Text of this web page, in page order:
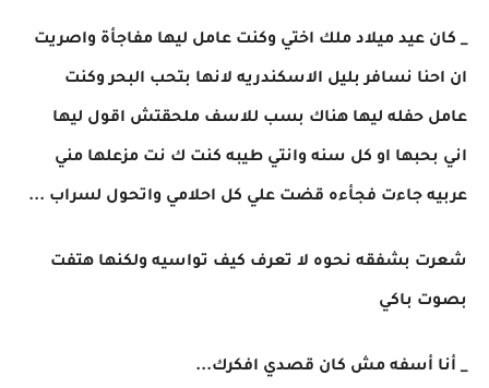
_ كان عيد ميلاد ملك اختي وكنت عامل ليها مفاجأة واصريت
ان احنا نسافر بليل الاسكندريه لانها بتحب البحر وكنت
عامل حفله ليها هناك بسب للاسف ملحقتش اقول ليها
اني بحبها او كل سنه وانتي طيبه كنت ك نت مزعلها مني
عربيه جاءت فجأءه قضت علي كل احلامي واتحول لسراب ...
شعرت بشفقه نحوه لا تعرف كيف تواسيه ولكنها هتفت
بصوت باكي
_ أنا أسفه مش كان قصدي افكرك...